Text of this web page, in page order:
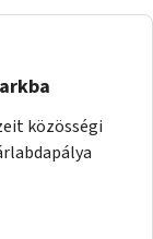
közösségi